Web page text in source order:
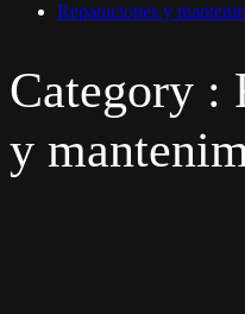
Reparaciones y
Category :
y